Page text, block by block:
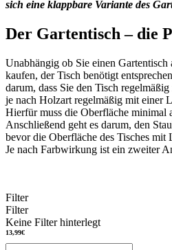
sich eine klappbare Variante des
Der Gartentisch – die
Unabhängig ob Sie einen
kaufen, der Tisch benötigt
darum, dass Sie den Tisch
je nach Holzart regelmäßig mit einer
Hierfür muss die Oberfläche minimal
Anschließend geht es darum, den
bevor die Oberfläche des Tisches mit
Je nach Farbwirkung ist ein zweiter
Filter
Filter
Keine Filter hinterlegt
13,99€